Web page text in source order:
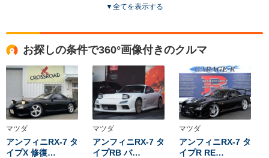
サイズ
(全長x全幅x全高)
1.23m
全幅
1.76m
全長
4.28m～4.29m
3ドア
1.27m
全幅
1.69m
全長
4.31m～4.34m
4.31m
▼全てを表示する
お探しの条件で360°画像付きのクルマ
マツダ
アンフィニRX-7 タ
イプX 修復…
マツダ
アンフィニRX-7 タ
イプRB バ…
マツダ
アンフィニRX-7 タ
イプR RE…